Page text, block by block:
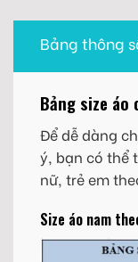
Bảng thông
Bảng size áo
Để dễ dàng
ý, bạn có thể
nữ, trẻ em
Size áo nam